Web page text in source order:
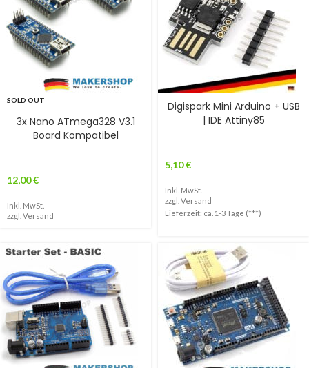
SOLD OUT
3x Nano ATmega328 V3.1
Board Kompatibel
12,00€
Inkl. MwSt.
zzgl. Versand
Digispark Mini Arduino + USB
| IDE Attiny85
5,10€
Inkl. MwSt.
zzgl. Versand
Lieferzeit: ca. 1-3 Tage (***)